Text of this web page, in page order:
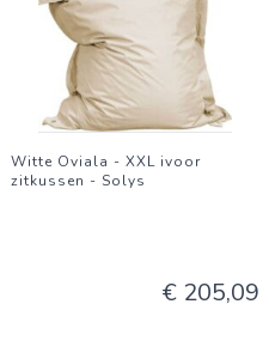
Witte Oviala - XXL ivoor
zitkussen - Solys
€ 205,09